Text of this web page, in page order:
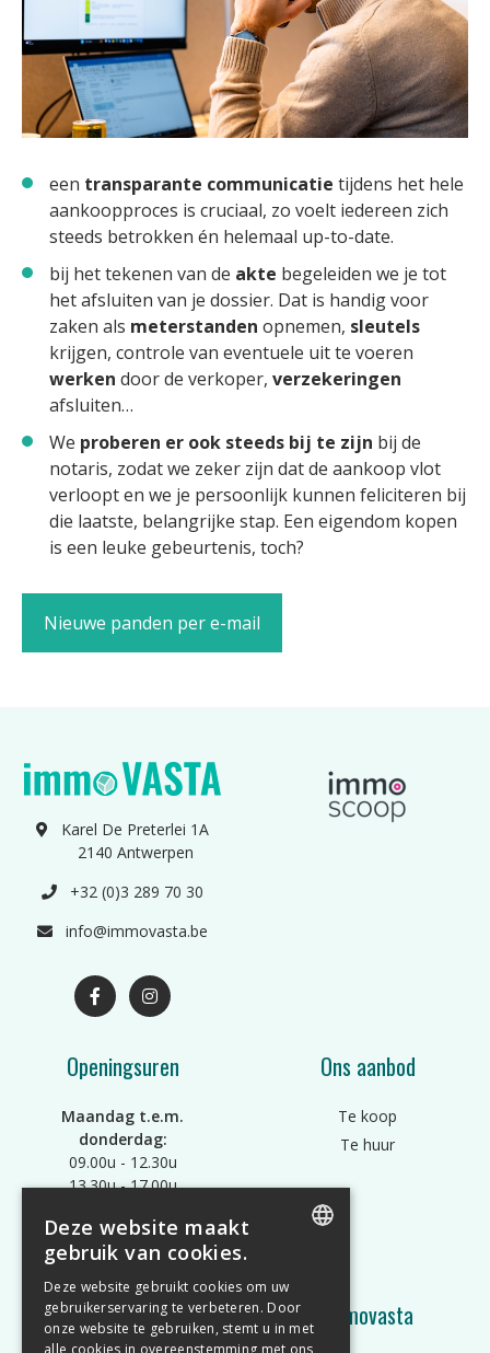
een transparante communicatie tijdens het hele
aankoopproces is cruciaal, zo voelt iedereen zich
steeds betrokken én helemaal up-to-date.
bij het tekenen van de akte begeleiden we je tot
het afsluiten van je dossier. Dat is handig voor
zaken als meterstanden opnemen, sleutels
krijgen, controle van eventuele uit te voeren
werken door de verkoper, verzekeringen
afsluiten…
We proberen er ook steeds bij te zijn bij de
notaris, zodat we zeker zijn dat de aankoop vlot
verloopt en we je persoonlijk kunnen feliciteren bij
die laatste, belangrijke stap. Een eigendom kopen
is een leuke gebeurtenis, toch?
Nieuwe panden per e-mail
Karel De Preterlei 1A
2140 Antwerpen
+32 (0)3 289 70 30
info@immovasta.be
Openingsuren
Maandag t.e.m.
donderdag:
09.00u - 12.30u
13.30u - 17.00u
09.00u - 12.30u
Of op afspraak
Ons aanbod
Te koop
Te huur
Wat doen we? Immovasta
DUTCH
Deze website maakt
gebruik van cookies.
Deze website gebruikt cookies om uw
gebruikerservaring te verbeteren. Door
onze website te gebruiken, stemt u in met
alle cookies in overeenstemming met ons